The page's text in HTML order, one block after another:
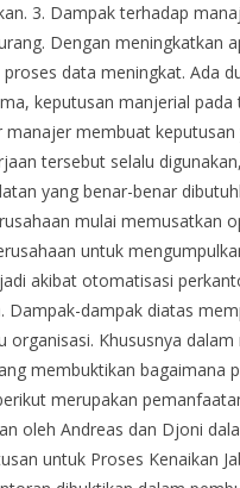
3. Dampak terhadap
Dengan meningkatkan
data meningkat. Ada
keputusan manjerial
membuat keputusan
tersebut selalu
yang benar-benar
mulai memusatkan
untuk
akibat otomatisasi
dampak diatas
Khususnya
membuktikan bagaimana
merupakan
oleh Andreas dan Djoni
untuk Proses Kenaikan